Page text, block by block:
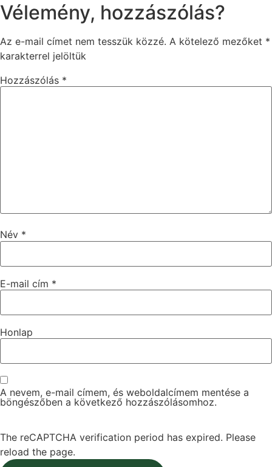
Vélemény, hozzászólás?
Az e-mail címet nem tesszük közzé. A kötelező mezőket *
karakterrel jelöltük
Hozzászólás *
Név *
E-mail cím *
Honlap
A nevem, e-mail címem, és weboldalcímem mentése a
böngészőben a következő hozzászólásomhoz.
The reCAPTCHA verification period has expired. Please
reload the page.